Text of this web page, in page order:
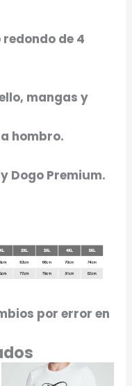
de 4
mangas y
hombro.
Dogo Premium.
por error en
Rango